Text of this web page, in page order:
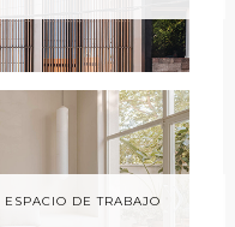
DE TRABAJO